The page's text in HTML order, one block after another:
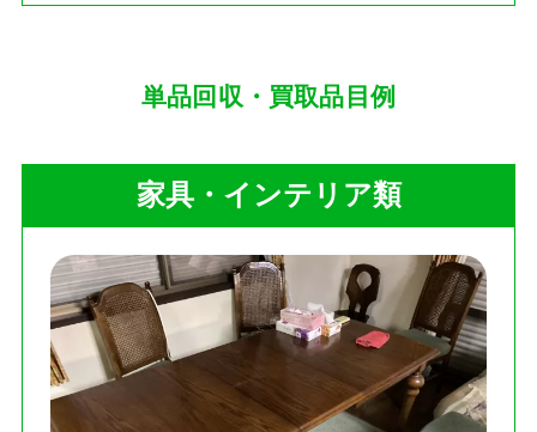
単品回収・買取品目例
家具・インテリア類